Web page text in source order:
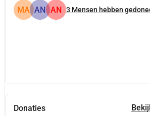
MA AN AN 3 Mensen hebben
Donaties